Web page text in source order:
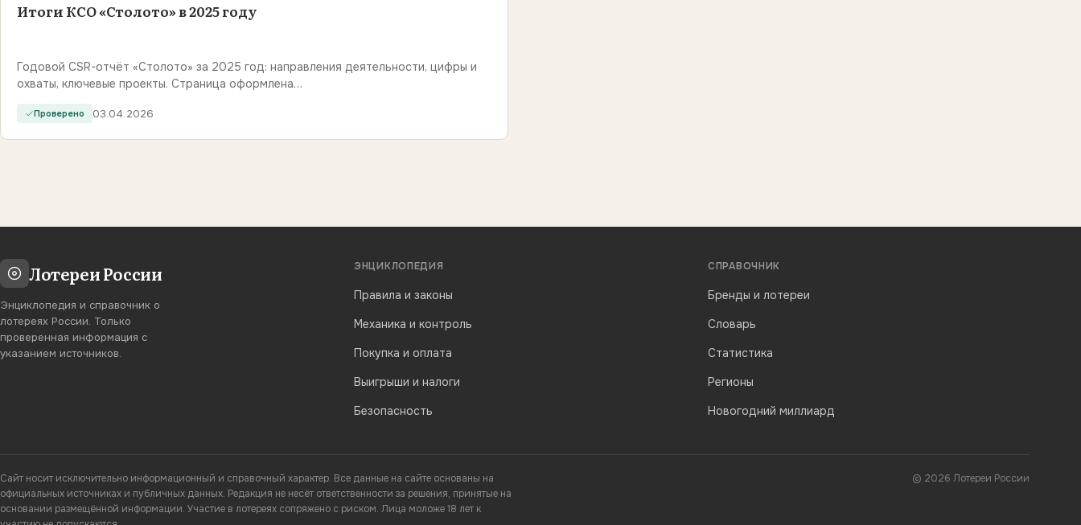
Итоги КСО «Столото» в 2025 году
Годовой CSR-отчёт «Столото» за 2025 год: направления деятельности, цифры и
охваты, ключевые проекты. Страница оформлена…
Проверено 03.04.2026
Лотереи России
Энциклопедия и справочник о
лотереях России. Только
проверенная информация с
указанием источников.
ЭНЦИКЛОПЕДИЯ
Правила и законы
Механика и контроль
Покупка и оплата
Выигрыши и налоги
Безопасность
СПРАВОЧНИК
Бренды и лотереи
Словарь
Статистика
Регионы
Новогодний миллиард
Сайт носит исключительно информационный и справочный характер. Все данные на сайте основаны на
официальных источниках и публичных данных. Редакция не несёт ответственности за решения, принятые на
основании размещённой информации. Участие в лотереях сопряжено с риском. Лица моложе 18 лет к
© 2026 Лотереи России